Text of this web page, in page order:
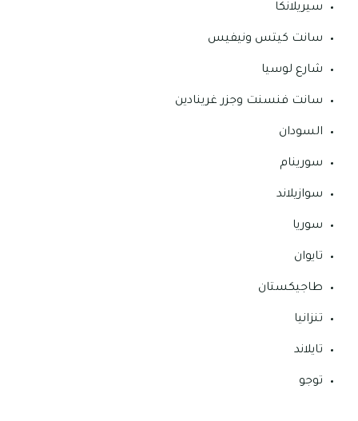
سيريلانكا
سانت كيتس ونيفيس
شارع لوسيا
سانت فنسنت وجزر غرينادين
السودان
سورينام
سوازيلاند
سوريا
تايوان
طاجيكستان
تنزانيا
تايلاند
توجو